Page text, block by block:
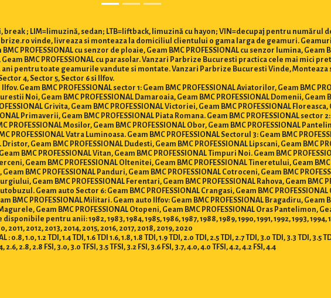
break ; LIM=limuzină, sedan; LTB=liftback, limuzină cu hayon; VIN=decupaj pentru numărul
vinde, livreaza si monteaza la domiciliul clientului o gama larga de geamuri. Geamuri
PROFESSIONAL cu senzor de ploaie, Geam BMC PROFESSIONAL cu senzor lumina, Geam
Geam BMC PROFESSIONAL cu parasolar. Vanzari Parbrize Bucuresti practica cele mai mici
pentru toate geamurile vandute si montate. Vanzari Parbrize Bucuresti Vinde, Monteaza
4, Sector 5, Sector 6 si Ilfov.
BMC PROFESSIONAL sector 1: Geam BMC PROFESSIONAL Aviatorilor, Geam BMC
Noi, Geam BMC PROFESSIONAL Damaroaia, Geam BMC PROFESSIONAL Domenii, Geam
Grivita, Geam BMC PROFESSIONAL Victoriei, Geam BMC PROFESSIONAL
Primaverii, Geam BMC PROFESSIONAL Piata Romana. Geam BMC PROFESSIONAL sector
Mosilor, Geam BMC PROFESSIONAL Obor, Geam BMC PROFESSIONAL
PROFESSIONAL Vatra Luminoasa. Geam BMC PROFESSIONAL Sectorul 3: Geam BMC
Geam BMC PROFESSIONAL Dudesti, Geam BMC PROFESSIONAL Lipscani, Geam BMC
BMC PROFESSIONAL Vitan, Geam BMC PROFESSIONAL Timpuri Noi. Geam BMC
Geam BMC PROFESSIONAL Oltenitei, Geam BMC PROFESSIONAL Tineretului, Geam
BMC PROFESSIONAL Panduri, Geam BMC PROFESSIONAL Cotroceni, Geam BMC
Geam BMC PROFESSIONAL Ferentari, Geam BMC PROFESSIONAL Rahova, Geam BMC
Geam auto Sector 6: Geam BMC PROFESSIONAL Crangasi, Geam BMC PROFESSIONAL
BMC PROFESSIONAL Militari. Geam auto Ilfov: Geam BMC PROFESSIONAL Bragadiru, Geam
Geam BMC PROFESSIONAL Otopeni, Geam BMC PROFESSIONAL Oras Pantelimon,
pentru anii: 1982, 1983, 1984, 1985, 1986, 1987, 1988, 1989, 1990, 1991, 1992, 1993, 1994,
2012, 2013, 2014, 2015, 2016, 2017, 2018, 2019, 2020
1.2 TDI, 1.4 TDI, 1.6 TDI 1.6, 1.8, 1.8 TDI, 1.9 TDI, 2.0 TDI, 2.5 TDI, 2.7 TDI, 3.0 TDI, 3.3 TDI, 3.5
2.6, 2.8, 2.8 FSI, 3.0, 3.0 TFSI, 3.5 TFSI, 3.2 FSI, 3.6 FSI, 3.7, 4.0, 4.0 TFSI, 4.2, 4.2 FSI, 4.4